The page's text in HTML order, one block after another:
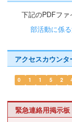
下記のPDFファ
部活動に係
アクセスカウンタ
0 1 1 5 2
緊急連絡用掲示板